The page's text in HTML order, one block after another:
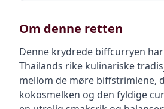
Om denne retten
Denne krydrede biffcurryen
Thailands rike kulinariske
mellom de møre biffstrimlene,
kokosmelken og den fyldige